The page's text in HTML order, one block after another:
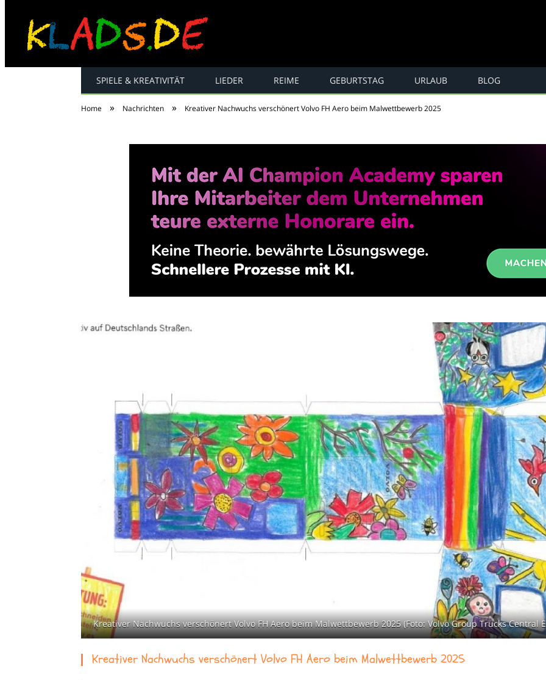
Kinderreime, Spiele, Spaß ...
SPIELE & KREATIVITÄT LIEDER REIME GEBURTSTAG URLAUB BLOG
Home » Nachrichten » Kreativer Nachwuchs verschönert Volvo FH Aero beim Malwettbewerb 2025
Kreativer Nachwuchs verschönert Volvo FH Aero beim Malwettbewerb 2025 (Foto: Volvo Group Trucks Central
Kreativer Nachwuchs verschönert Volvo FH Aero beim Malwettbewerb 2025